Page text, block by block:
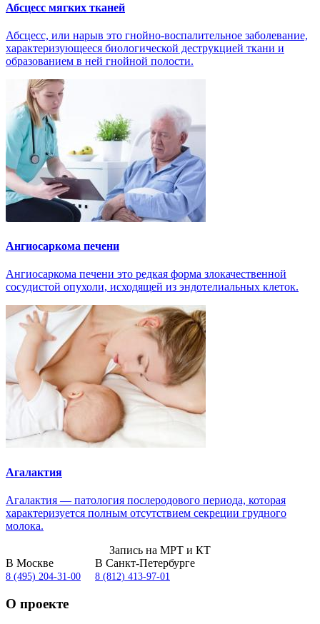
Абсцесс мягких тканей
Абсцесс, или нарыв это гнойно-воспалительное заболевание,
характеризующееся биологической деструкцией ткани и
образованием в ней гнойной полости.
Ангиосаркома печени
Ангиосаркома печени это редкая форма злокачественной
сосудистой опухоли, исходящей из эндотелиальных клеток.
Агалактия
Агалактия — патология послеродового периода, которая
характеризуется полным отсутствием секреции грудного
молока.
Запись на МРТ и КТ
В Москве
8 (495) 204-31-00
В Санкт-Петербурге
8 (812) 413-97-01
О проекте